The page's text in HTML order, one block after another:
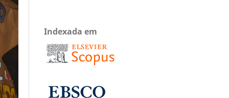
Indexada em